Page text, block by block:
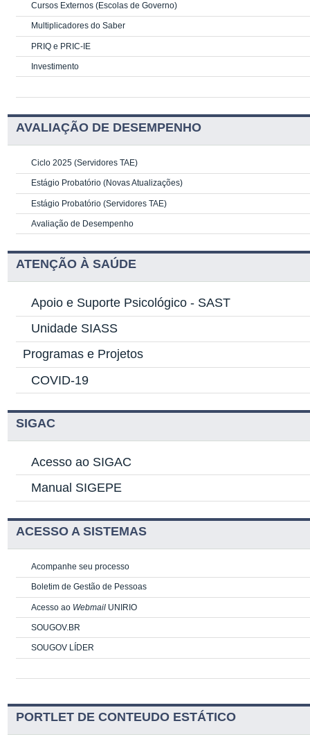
Cursos Externos (Escolas de Governo)
Multiplicadores do Saber
PRIQ e PRIC-IE
Investimento
AVALIAÇÃO DE DESEMPENHO
Ciclo 2025 (Servidores TAE)
Estágio Probatório (Novas Atualizações)
Estágio Probatório (Servidores TAE)
Avaliação de Desempenho
ATENÇÃO À SAÚDE
Apoio e Suporte Psicológico - SAST
Unidade SIASS
Programas e Projetos
COVID-19
SIGAC
Acesso ao SIGAC
Manual SIGEPE
ACESSO A SISTEMAS
Acompanhe seu processo
Boletim de Gestão de Pessoas
Acesso ao Webmail UNIRIO
SOUGOV.BR
SOUGOV LÍDER
PORTLET DE CONTEUDO ESTÁTICO